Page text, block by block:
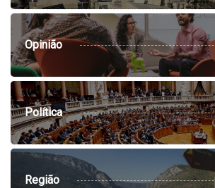
Opinião
Política
Região